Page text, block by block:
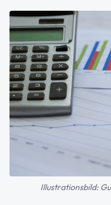
Illustrationsbild: